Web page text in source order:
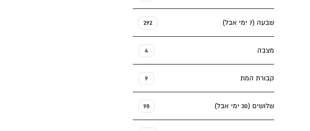
שבעה (7 ימי אבל) 292
מצבה 4
קבורת המת 9
שלושים (30 ימי אבל) 98